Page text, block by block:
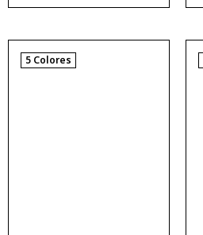
5 Colores